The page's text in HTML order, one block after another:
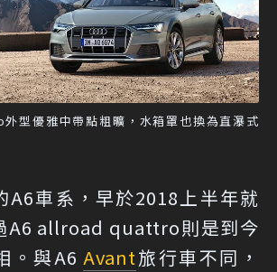
型優雅中帶點粗曠，水箱罩也換為直瀑式
A6車系，早於2018上半年就
A6 allroad quattro則是到今
。與A6 Avant旅行車不同，